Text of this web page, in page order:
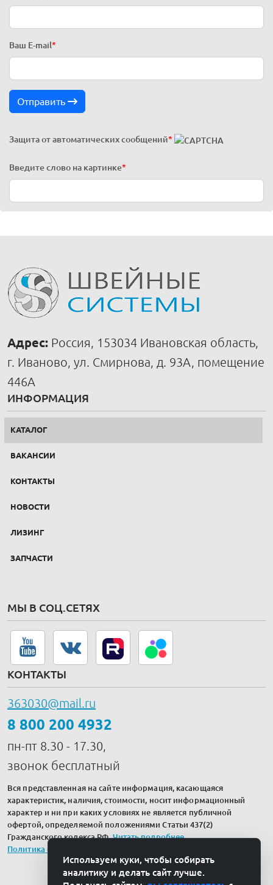
Ваш E-mail *
Отправить
Защита от автоматических сообщений*
Введите слово на картинке*
Адрес: Россия, 153034 Ивановская область,
г. Иваново, ул. Смирнова, д. 93А, помещение
446А
ИНФОРМАЦИЯ
КАТАЛОГ
ВАКАНСИИ
КОНТАКТЫ
НОВОСТИ
ЛИЗИНГ
ЗАПЧАСТИ
МЫ В СОЦ.СЕТЯХ
КОНТАКТЫ
363030@mail.ru
8 800 200 4932
пн-пт 8.30 - 17.30,
звонок бесплатный
Вся представленная на сайте информация, касающаяся
характеристик, наличия, стоимости, носит информационный
характер и ни при каких условиях не является публичной
офертой, определяемой положениями Статьи 437(2)
Гражданского кодекса РФ.Читать подробнее.
Политика обработки персональных данных
Используем куки, чтобы собирать
аналитику и делать сайт лучше.